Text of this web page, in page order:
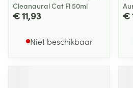
Cleanaural Cat Fl 50ml
€ 11,93
Niet beschikbaar
€